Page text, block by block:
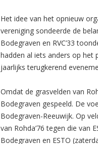
Het idee van het opnieuw
vereniging sondeerde de
Bodegraven en RVC’33
hadden al iets anders op
jaarlijks terugkerend
Omdat de grasvelden van
Bodegraven gespeeld. De
Bodegraven-Reeuwijk. Op
van Rohda’76 tegen die van
Bodegraven en ESTO